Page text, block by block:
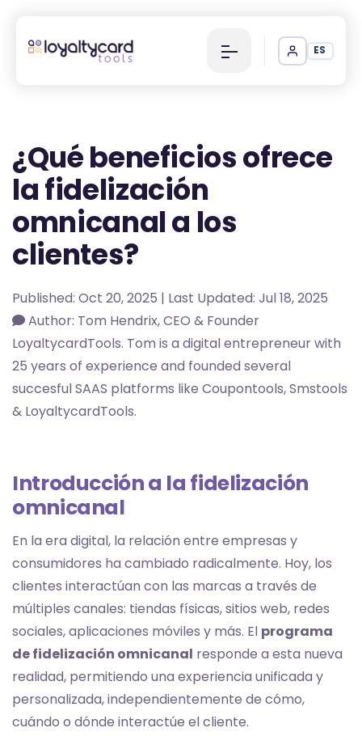
ES
¿Qué beneficios ofrece
la fidelización
omnicanal a los
clientes?
Published: Oct 20, 2025 | Last Updated: Jul 18, 2025
Author: Tom Hendrix, CEO & Founder
LoyaltycardTools. Tom is a digital entrepreneur with
25 years of experience and founded several
succesful SAAS platforms like Coupontools, Smstools
& LoyaltycardTools.
Introducción a la fidelización
omnicanal
En la era digital, la relación entre empresas y
consumidores ha cambiado radicalmente. Hoy, los
clientes interactúan con las marcas a través de
múltiples canales: tiendas físicas, sitios web, redes
sociales, aplicaciones móviles y más. El programa
de fidelización omnicanal responde a esta nueva
realidad, permitiendo una experiencia unificada y
personalizada, independientemente de cómo,
cuándo o dónde interactúe el cliente.